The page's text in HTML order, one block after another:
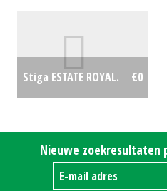
Stiga ESTATE ROYAL. €0
Nieuwe zoekresultaten